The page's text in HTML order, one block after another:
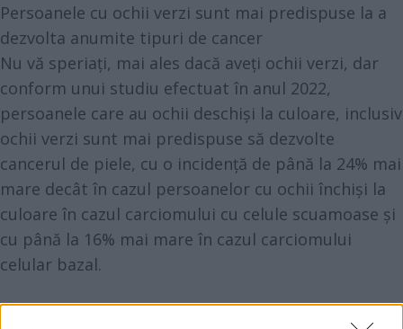
Persoanele cu ochii verzi sunt mai predispuse la a
dezvolta anumite tipuri de cancer
Nu vă speriați, mai ales dacă aveți ochii verzi, dar
conform unui studiu efectuat în anul 2022,
persoanele care au ochii deschiși la culoare, inclusiv
ochii verzi sunt mai predispuse să dezvolte
cancerul de piele, cu o incidență de până la 24% mai
mare decât în cazul persoanelor cu ochii închiși la
culoare în cazul carciomului cu celule scuamoase și
cu până la 16% mai mare în cazul carciomului
celular bazal.
Vezi și